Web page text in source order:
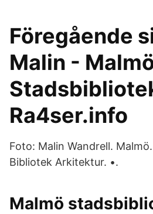
Föregående
Malin -
Ra4ser.info
Foto: Malin Wandrell.
Bibliotek Arkitektur. •.
Malmö